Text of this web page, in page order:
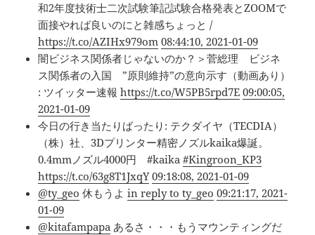
和2年度技術士二次試験筆記試験合格発表とZOOMで
面接やれば良いのにと雑感ちょっと /
https://t.co/AZIHx979om 08:44:10, 2021-01-09
闇ビジネス関係者じゃないのか？＞菅総理 ビジネ
ス関係者の入国 ”原則維持”の意向示す（動画あり）
: ツイッター速報https://t.co/W5PB5rpd7E 09:00:05,
2021-01-09
今日の行き当たりばったり: テクダイヤ（TECDIA）
（株）社、3Dプリンター精密ノズルkaika爆誕。
0.4mmノズル4000円 #kaika#Kingroon_KP3
https://t.co/63g8T1JxqY 09:18:08, 2021-01-09
@ty_geo 休もうよin reply to ty_geo 09:21:17, 2021-
01-09
@kitafampapa あるさ・・・もうマウンティングだ